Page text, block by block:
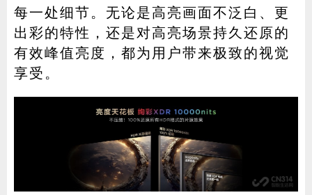
每一处细节。无论是高亮画面不泛白、更
出彩的特性，还是对高亮场景持久还原的
有效峰值亮度，都为用户带来极致的视觉
享受。